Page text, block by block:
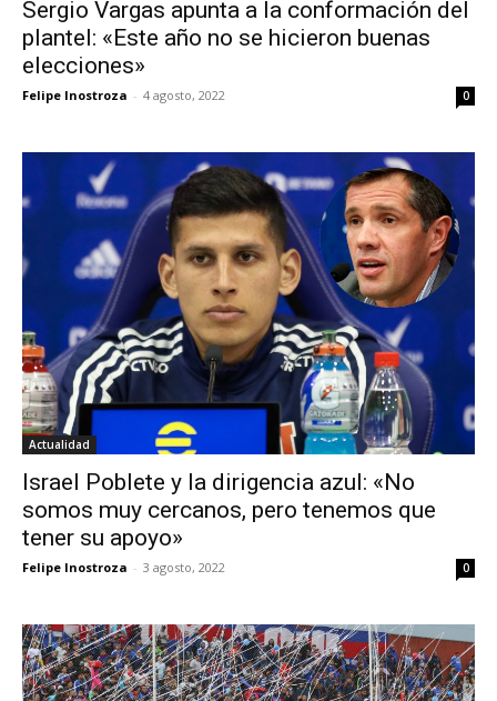
Sergio Vargas apunta a la conformación del
plantel: «Este año no se hicieron buenas
elecciones»
Felipe Inostroza - 4 agosto, 2022 0
Actualidad
Israel Poblete y la dirigencia azul: «No
somos muy cercanos, pero tenemos que
tener su apoyo»
Felipe Inostroza - 3 agosto, 2022 0